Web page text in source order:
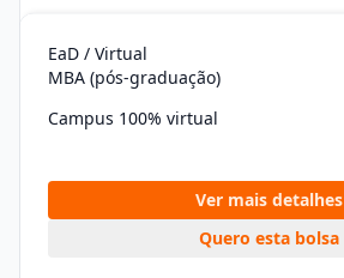
EaD / Virtual
MBA (pós-graduação)
Campus 100% virtual
Ver mais detalhes
Quero esta bolsa